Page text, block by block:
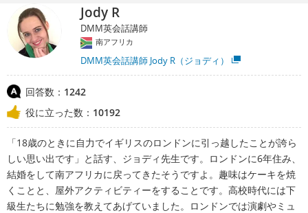
Jody R
DMM英会話講師
南アフリカ
DMM英会話講師 Jody R（ジョディ）
回答数： 1242
役に立った数： 10192
「18歳のときに自力でイギリスのロンドンに引っ越したことが誇ら
しい思い出です」と話す、ジョディ先生です。ロンドンに6年住み、
結婚をして南アフリカに戻ってきたそうですよ。趣味はケーキを焼
くことと、屋外アクティビティーをすることです。高校時代には下
級生たちに勉強を教えてあげていました。ロンドンでは演劇やミュ